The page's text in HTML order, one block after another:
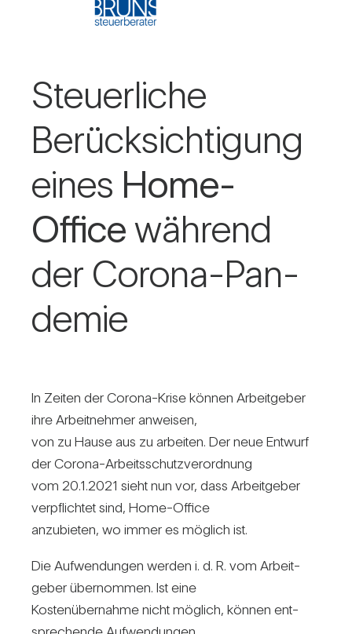
Steu­er­liche
Berück­sich­ti­gung
eines Home-
Officewäh­rend
der Corona-Pan­
demie
In Zeiten der Corona-Krise können Arbeit­geber
ihre Arbeit­nehmer anweisen,
von zu Hause aus zu arbeiten. Der neue Ent­wurf
der Corona-Arbeits­schutz­ver­ord­nung
vom 20.1.2021 sieht nun vor, dass Arbeit­geber
ver­pflichtet sind, Home-Office
anzu­bieten, wo immer es mög­lich ist.
Die Auf­wen­dungen werden i. d. R. vom Arbeit­
geber über­nommen. Ist eine
Kos­ten­über­nahme nicht mög­lich, können ent­